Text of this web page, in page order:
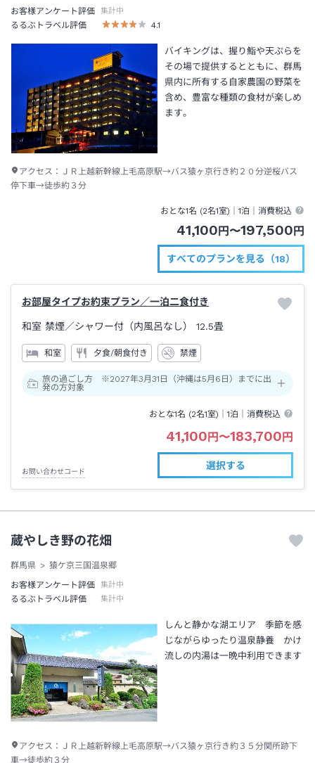
お客様アンケート評価
集計中
るるぶトラベル評価 4.1
バイキングは、握り鮨や天ぷらを
その場で提供するとともに、群馬
県内に所有する自家農園の野菜を
含め、豊富な種類の食材が楽しめ
ます。
アクセス： ＪＲ上越新幹線上毛高原駅→バス猿ヶ京行き約２０分逆桜バス
停下車→徒歩約３分
おとな1名 (2名1室)｜1泊 ｜消費税込
41,100 円 〜197,500 円
すべてのプランを見る（18）
お部屋タイプお約束プラン／一泊二食付き
和室 禁煙／シャワー付（内風呂なし） 12.5畳
和室 夕食/朝食付き 禁煙
旅の過ごし方 ※2027年3月31日（沖縄は5月6日）までに出
発の方対象
おとな1名 (2名1室)｜1泊 ｜消費税込
41,100 円 〜183,700 円
お問い合わせコード
選択する
蔵やしき野の花畑
群馬県
猿ケ京三国温泉郷
お客様アンケート評価
集計中
るるぶトラベル評価 集計中
しんと静かな湖エリア 季節を感
じながらゆったり温泉静養 かけ
流しの内湯は一晩中利用できます
アクセス： ＪＲ上越新幹線上毛高原駅→バス猿ヶ京行き約３５分関所跡下
車→徒歩約３分